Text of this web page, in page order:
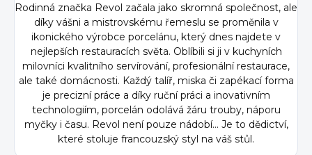
Rodinná značka Revol začala jako skromná společnost, ale
díky vášni a mistrovskému řemeslu se proměnila v
ikonického výrobce porcelánu, který dnes najdete v
nejlepších restauracích světa. Oblíbili si ji v kuchyních
milovníci kvalitního servírování, profesionální restaurace,
ale také domácnosti. Každý talíř, miska či zapékací forma
je precizní práce a díky ruční práci a inovativním
technologiím, porcelán odolává žáru trouby, náporu
myčky i času. Revol není pouze nádobí... Je to dědictví,
které stoluje francouzský styl na váš stůl.